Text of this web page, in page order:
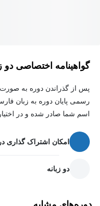
گواهینامه اختصاصی دو
پس از گذراندن دوره به صورت
رسمی پایان دوره به زبان
اسم شما صادر شده و در
امکان اشتراک گذاری
دو زبانه